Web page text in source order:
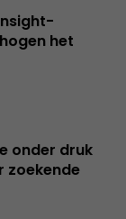
het
onder druk
zoekende